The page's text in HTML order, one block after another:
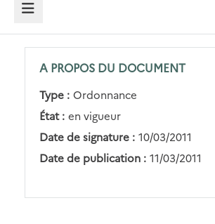
MENU
A PROPOS DU DOCUMENT
Type : Ordonnance
État : en vigueur
Date de signature : 10/03/2011
Date de publication : 11/03/2011